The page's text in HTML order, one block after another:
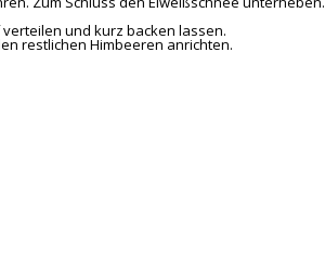
und kurz backen lassen.
restlichen Himbeeren anrichten.